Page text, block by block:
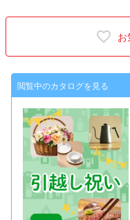
閲覧中のカタログを見る